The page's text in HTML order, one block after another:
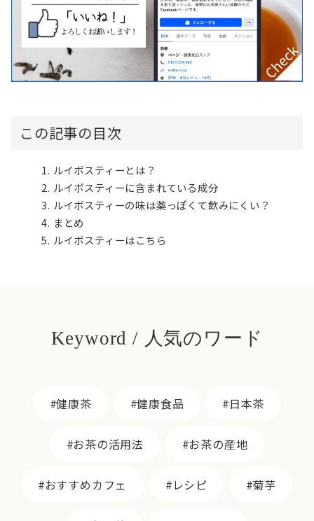
この記事の目次
ルイボスティーとは？
ルイボスティーに含まれている成分
ルイボスティーの味は薬っぽくて飲みにくい？
まとめ
ルイボスティーはこちら
Keyword / 人気のワード
健康茶 健康食品 日本茶
お茶の活用法 お茶の産地
おすすめカフェ レシピ 菊芋